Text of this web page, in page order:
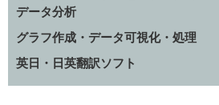
データ分析
グラフ作成・データ可視化・処理
英日・日英翻訳ソフト